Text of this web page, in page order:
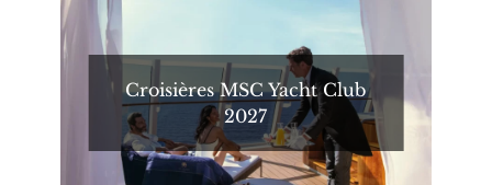
Croisières MSC Yacht Club
2027